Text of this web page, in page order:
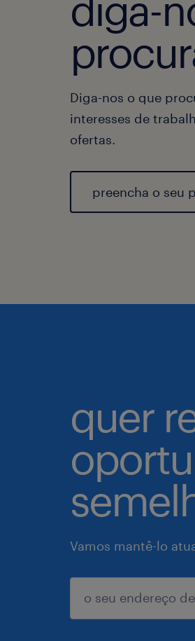
Diga-nos o que
interesses de
ofertas.
preencha o seu
quer
Vamos mantê-lo
enviar